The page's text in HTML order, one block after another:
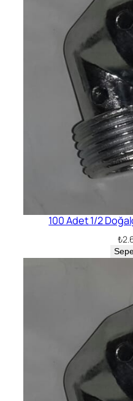
100 Adet 1/2
₺